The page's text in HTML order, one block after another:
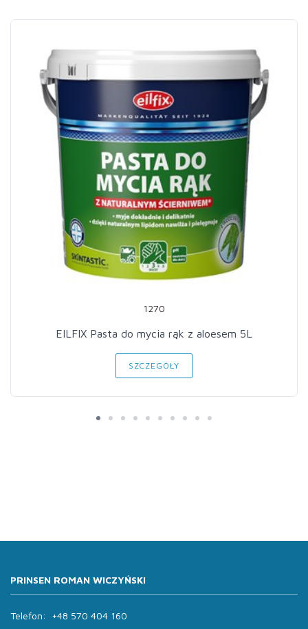
1270
EILFIX Pasta do mycia rąk z aloesem 5L
SZCZEGÓŁY
PRINSEN ROMAN WICZYŃSKI
Telefon:
+48 570 404 160